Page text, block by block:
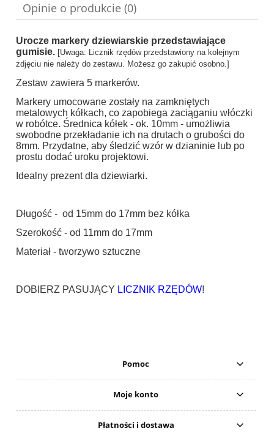
Opinie o produkcie (0)
Urocze markery dziewiarskie przedstawiające
gumisie. [Uwaga: Licznik rzędów przedstawiony na kolejnym
zdjęciu nie należy do zestawu. Możesz go zakupić osobno.]
Zestaw zawiera 5 markerów.
Markery umocowane zostały na zamkniętych
metalowych kółkach, co zapobiega zaciąganiu włóczki
w robótce. Średnica kółek - ok. 10mm - umożliwia
swobodne przekładanie ich na drutach o grubości do
8mm. Przydatne, aby śledzić wzór w dzianinie lub po
prostu dodać uroku projektowi.
Idealny prezent dla dziewiarki.
Długość - od 15mm do 17mm bez kółka
Szerokość - od 11mm do 17mm
Materiał - tworzywo sztuczne
DOBIERZ PASUJĄCY LICZNIK RZĘDÓW!
Pomoc
Moje konto
Płatności i dostawa